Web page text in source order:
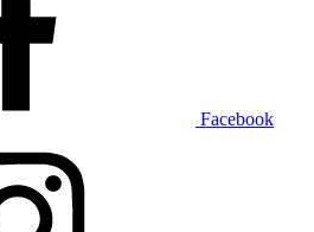
Facebook